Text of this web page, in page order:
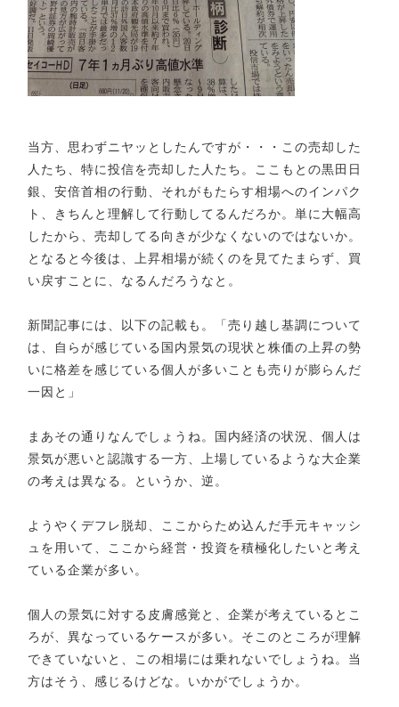
当方、思わずニヤッとしたんですが・・・この売却した
人たち、特に投信を売却した人たち。ここもとの黒田日
銀、安倍首相の行動、それがもたらす相場へのインパク
ト、きちんと理解して行動してるんだろか。単に大幅高
したから、売却してる向きが少なくないのではないか。
となると今後は、上昇相場が続くのを見てたまらず、買
い戻すことに、なるんだろうなと。
新聞記事には、以下の記載も。「売り越し基調について
は、自らが感じている国内景気の現状と株価の上昇の勢
いに格差を感じている個人が多いことも売りが膨らんだ
一因と」
まあその通りなんでしょうね。国内経済の状況、個人は
景気が悪いと認識する一方、上場しているような大企業
の考えは異なる。というか、逆。
ようやくデフレ脱却、ここからため込んだ手元キャッシ
ュを用いて、ここから経営・投資を積極化したいと考え
ている企業が多い。
個人の景気に対する皮膚感覚と、企業が考えているとこ
ろが、異なっているケースが多い。そこのところが理解
できていないと、この相場には乗れないでしょうね。当
方はそう、感じるけどな。いかがでしょうか。